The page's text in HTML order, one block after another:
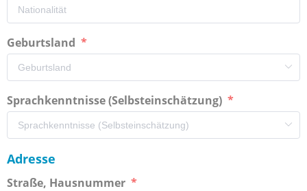
Geburtsland
Sprachkenntnisse (Selbsteinschätzung)
Adresse
Straße, Hausnummer